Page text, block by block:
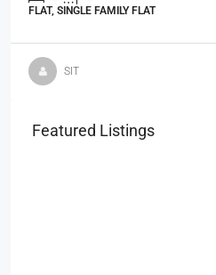
FLAT, SINGLE FAMILY FLAT
SIT
Featured Listings